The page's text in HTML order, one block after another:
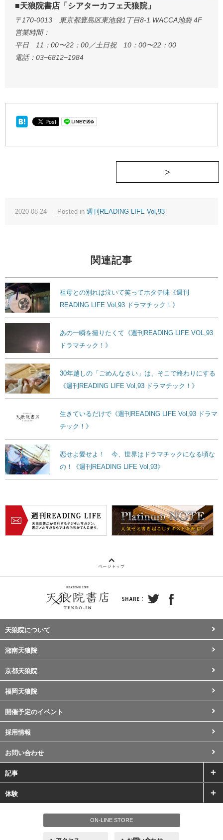
■天狼院書店「シアターカフェ天狼院」
〒170-0013 東京都豊島区東池袋1丁目8-1 WACCA池袋 4F
営業時間：
平日 11：00〜22：00／土日祝 10：00〜22：00
電話：03−6812−1984
2020-08-24 ｜ Posted in 週刊READING LIFE Vol,93
関連記事
祖母との別れは泣いて笑ってホタテ味《週刊
READING LIFE Vol,93 ドラマチック！》
あの一瞬を撮りたくて《週刊READING LIFE VOL,93
ドラマチック！》
30年越しの「ごめんなさい」は、そこで終わりにする
《週刊READING LIFE Vol,93 ドラマチック！》
生きているだけで《週刊READING LIFE Vol,93 ドラマ
チック！》
恋せよ愛せよ！ 今、世界はドラマチックになる頃な
の！《週刊READING LIFE Vol,93》
天狼院について
湘南天狼院
京都天狼院
福岡天狼院
開催予定のイベント
採用情報
お問い合わせ
記事
体験
ON-LINE STORE